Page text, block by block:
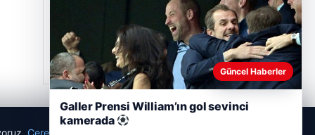
23/06/2026
Çerez Politikamız
Güncel Haberler
Galler Prensi William’ın gol sevinci
kamerada